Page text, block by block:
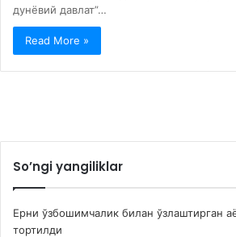
дунёвий давлат”…
Read More »
So’ngi yangiliklar
Ерни ўзбошимчалик билан ўзлаштирган
тортилди